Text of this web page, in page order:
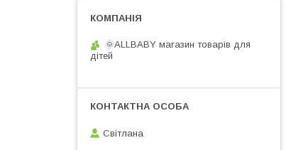
🌞ALLBABY магазин товарів для
дітей
Світлана